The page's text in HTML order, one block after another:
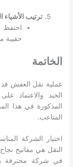
ترتيب الأشياء
احتفظ
حقيبة
الخاتمة
عملية نقل العفش قد
الجيد والاعتماد
المذكورة في هذا
المتاعب.
اختيار الشركة
النقل هي مفاتيح
في شركة محترفة